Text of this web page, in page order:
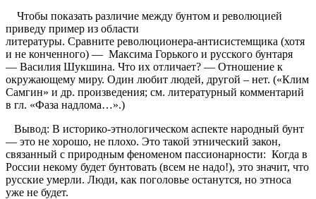
Чтобы показать различие между бунтом и революцией
приведу пример из области
литературы. Сравните революционера-антисистемщика (хотя
и не конченного) — Максима Горького и русского бунтаря
— Василия Шукшина. Что их отличает? — Отношение к
окружающему миру. Один любит людей, другой – нет. («Клим
Самгин» и др. произведения; см. литературный комментарий
в гл. «Фаза надлома…».)
Вывод: В историко-этнологическом аспекте народный бунт
— это не хорошо, не плохо. Это такой этнический закон,
связанный с природным феноменом пассионарности: Когда в
России некому будет бунтовать (всем не надо!), это значит, что
русские умерли. Люди, как поголовье останутся, но этноса
уже не будет.